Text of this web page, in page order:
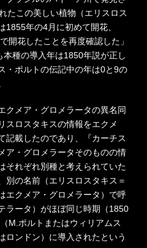
たこの美しい植物（エリスロス
1855年の4月に初めて開花、
開花したことを再度確認した」
種の導入年は1850年説が正し
・ポルトの伝記中の年は0と9の
クメア・グロメラータの異名同
スロスタキスの情報をエクメ
記載したのであり、『カーチス
ア・グロメラータそのものの情
それぞれ別種と考えられていた
別の名前（エリスロスタキス＝
エクメア・グロメラータ）で呼
ラータ）がほぼ同じ時期（1850
M.ポルトまたはウィリアムス
ロンドン）に導入されたという